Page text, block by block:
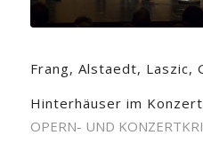
Frang, Alstaedt, Laszic,
Hinterhäuser im Konzert
OPERN- UND